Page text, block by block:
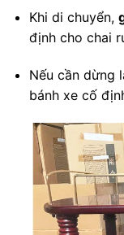
Khi di chuyển,
định cho chai
Nếu cần dừng
bánh xe cố